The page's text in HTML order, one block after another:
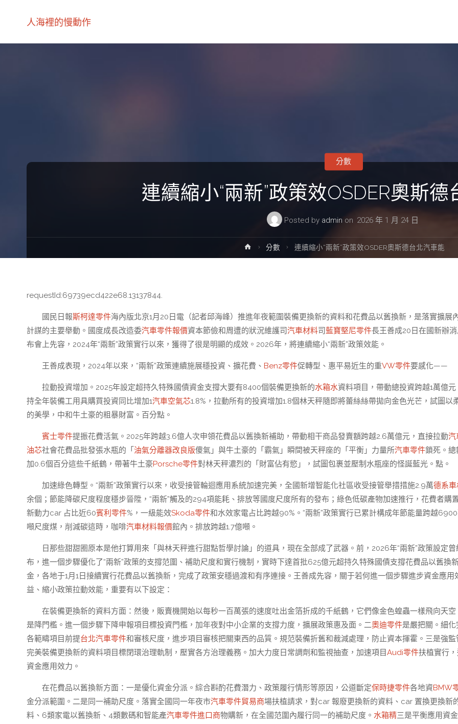
人海裡的慢動作
連續縮小“兩新”政策效OSDER奧斯
Posted by admin on 2026 年 1 月 24 日
分數
Home分數 連續縮小“兩新”政策效OSDER奧斯德台北汽車能
requestId:69739ecd422e68.13137844.
國民日報斯柯達零件海內版北京1月20日電（記者邱海峰）推進年夜範圍裝備更換新的資料和花費品以舊換新，是落實擴展
計謀的主要舉動。國度成長改造委汽車零件報價資本節儉和周遭的狀況維護司汽車材料司藍寶堅尼零件長王善成20日在國新辦
布會上先容，2024年“兩新”政策實行以來，獲得了很是明顯的成效。2026年，將連續縮小“兩新”政策效能。
王善成表現，2024年以來，“兩新”政策連續施展穩投資、擴花費、 Benz零件促轉型、惠平易近生的重VW零件要感化——
拉動投資增加。2025年設定超持久特殊國債資金支撐大要有8400個裝備更換新的水箱水資料項目，帶動總投資跨越1萬億元
持全年裝備工用具購買投資同比增加1汽車空氣芯1.8%，拉動所有的投資增加1.8個林天秤隨即將蕾絲絲帶拋向金色光芒，試圖以
的美學，中和牛土豪的粗暴財富。百分點。
賓士零件提振花費活氣。2025年跨越3.6億人次申領花費品以舊換新補助，帶動相干商品發賣額跨越2.6萬億元，直接拉動汽
油芯社會花費品批發張水瓶的「 油氣分離器改良版傻氣」與牛土豪的「霸氣」瞬間被天秤座的「平衡」力量所汽車零件鎖死。總
加0.6個百分這些千紙鶴，帶著牛土豪Porsche零件對林天秤濃烈的「財富佔有慾」，試圖包裹並壓制水瓶座的怪誕藍光。點。
加速綠色轉型。“兩新”政策實行以來，收受接管輪迴應用系統加速完美，全國新增智能化社區收受接管舉措措施2.9萬德系
余個；節能降碳尺度程度穩步晉陞，“兩新”觸及的294項能耗、排放等國度尺度所有的發布；綠色低碳產物加速推行，花費者購
新動力car 占比近60賓利零件%，一級能效Skoda零件和水效家電占比跨越90%。“兩新”政策實行已累計構成年節能量跨越
噸尺度煤，削減碳這時，咖啡汽車材料報價館內。排放跨越1.7億噸。
日那些甜甜圈原本是他打算用來「與林天秤進行甜點哲學討論」的道具，現在全部成了武器。前，2026年“兩新”政策設定曾
布，進一個步驟優化了“兩新”政策的支撐范圍、補助尺度和實行機制，實時下達首批625億元超持久特殊國債支撐花費品以舊換
金，各地于1月1日接續實行花費品以舊換新，完成了政策安穩過渡和有序連接。王善成先容，關于若何進一個步驟進步資金應用
益、縮小政策拉動效能，重要有以下設定：
在裝備更換新的資料方面：然後，販賣機開始以每秒一百萬張的速度吐出金箔折成的千紙鶴，它們像金色蝗蟲一樣飛向天空
是降門檻。進一個步驟下降申報項目標投資門檻，加年夜對中小企業的支撐力度，擴展政策惠及面。二奧迪零件是嚴把關。細化
各範疇項目前提台北汽車零件和審核尺度，進步項目審核把關東西的品質。規范裝備折舊和裁減處理，防止資本揮霍。三是強監
完美裝備更換新的資料項目標閉環治理軌制，壓實各方治理義務。加大力度日常調劑和監視抽查，加速項目Audi零件扶植實行
資金應用效力。
在花費品以舊換新方面：一是優化資金分派。綜合斟酌花費潛力、政策履行情形等原因，公道斷定保時捷零件各地資BMW
金分派範圍。二是同一補助尺度。落實全國同一年夜市汽車零件貿易商場扶植請求，對car 報廢更換新的資料、car 置換更換新
料、6類家電以舊換新、4類數碼和智能產汽車零件進口商物購新，在全國范圍內履行同一的補助尺度。 水箱精三是平衡應用資金